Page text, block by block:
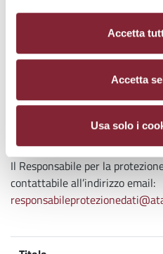
Accetta
Accetta
Usa solo i
persona del legale
legale in Roma Via Prenestina
diritti previsti dalla normativa
possibile scrivere al Titolare al
8. Identità e Dati di contatto
Il Responsabile per la
contattabile all’indirizzo email: